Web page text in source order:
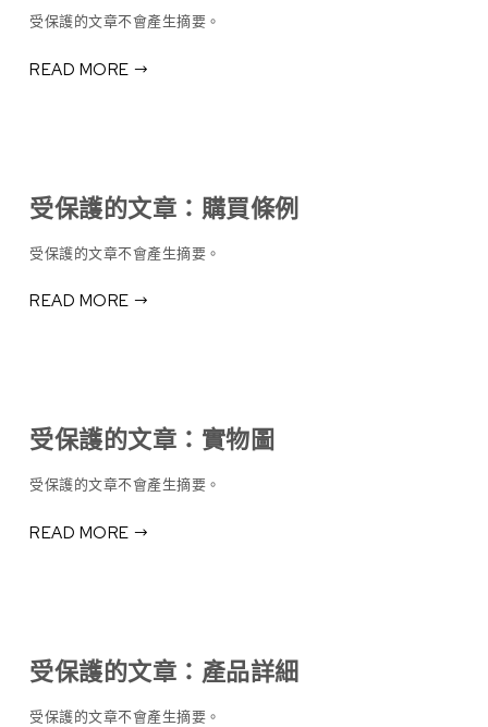
受保護的文章不會產生摘要。
READ MORE
受保護的文章：購買條例
受保護的文章不會產生摘要。
READ MORE
受保護的文章：實物圖
受保護的文章不會產生摘要。
READ MORE
受保護的文章：產品詳細
受保護的文章不會產生摘要。